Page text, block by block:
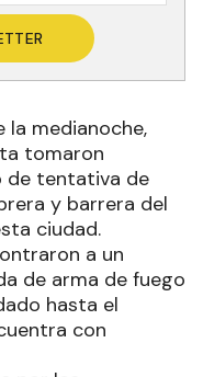
la medianoche,
tomaron
de tentativa de
y barrera del
ciudad.
a un
de arma de fuego
hasta el
con